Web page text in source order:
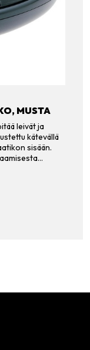
MUSTA
leivät ja
kätevällä
sisään.